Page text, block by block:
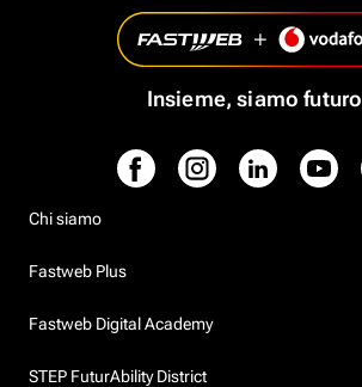
Insieme, siamo futuro
Chi siamo
Fastweb Plus
Fastweb Digital Academy
STEP FuturAbility District